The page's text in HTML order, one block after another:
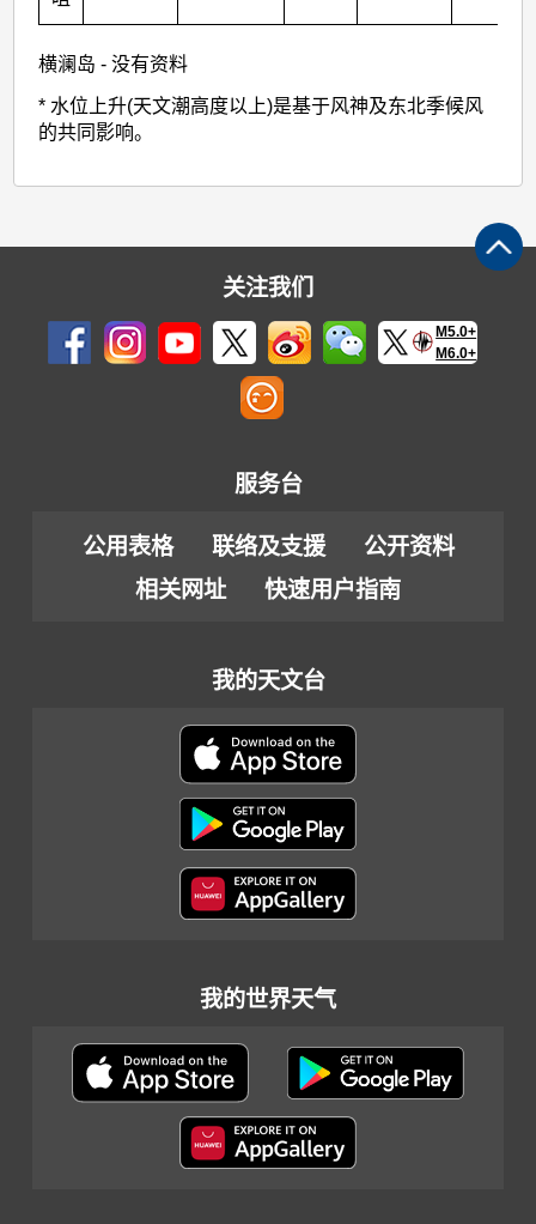
横澜岛 - 没有资料
* 水位上升(天文潮高度以上)是基于风神及东北季候风
的共同影响。
关注我们
M5.0+
M6.0+
服务台
公用表格 联络及支援
公开资料
相关网址
快速用户指南
我的天文台
我的世界天气